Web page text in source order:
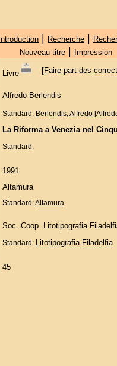
Introduction| Recherche|
Nouveau titre|
Impression
Livre [Faire part des
Alfredo Berlendis
Standard: Berlendis, Alfredo
La Riforma a Venezia nel
Standard:
1991
Altamura
Standard:Altamura
Soc. Coop. Litotipografia
Standard: Litotipografia Filadelfia
45